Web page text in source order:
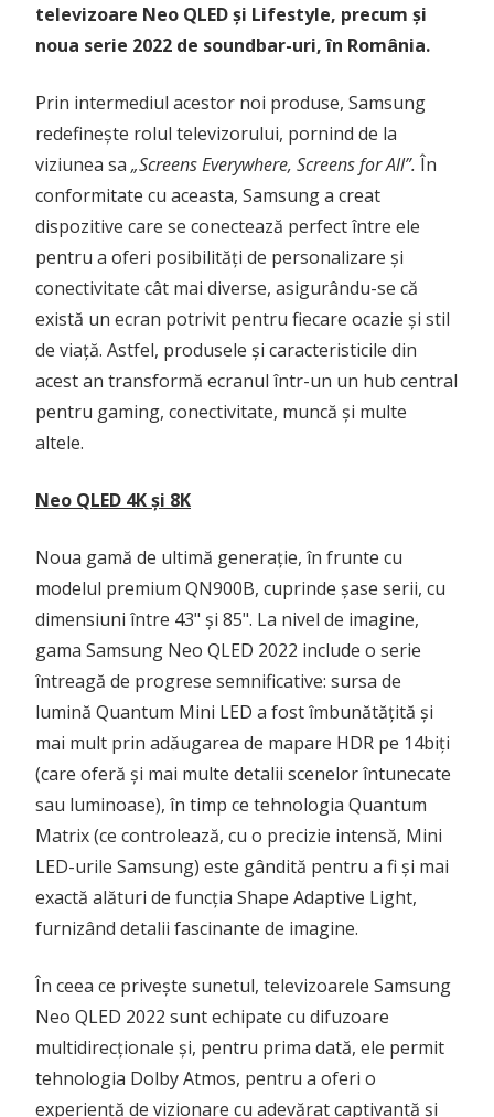
televizoare Neo QLED și Lifestyle, precum și
noua serie 2022 de soundbar-uri, în România.
Prin intermediul acestor noi produse, Samsung
redefinește rolul televizorului, pornind de la
viziunea sa „Screens Everywhere, Screens for All”. În
conformitate cu aceasta, Samsung a creat
dispozitive care se conectează perfect între ele
pentru a oferi posibilități de personalizare și
conectivitate cât mai diverse, asigurându-se că
există un ecran potrivit pentru fiecare ocazie și stil
de viață. Astfel, produsele și caracteristicile din
acest an transformă ecranul într-un un hub central
pentru gaming, conectivitate, muncă și multe
altele.
Neo QLED 4K și 8K
Noua gamă de ultimă generație, în frunte cu
modelul premium QN900B, cuprinde șase serii, cu
dimensiuni între 43" și 85". La nivel de imagine,
gama Samsung Neo QLED 2022 include o serie
întreagă de progrese semnificative: sursa de
lumină Quantum Mini LED a fost îmbunătățită și
mai mult prin adăugarea de mapare HDR pe 14biți
(care oferă și mai multe detalii scenelor întunecate
sau luminoase), în timp ce tehnologia Quantum
Matrix (ce controlează, cu o precizie intensă, Mini
LED-urile Samsung) este gândită pentru a fi și mai
exactă alături de funcția Shape Adaptive Light,
furnizând detalii fascinante de imagine.
În ceea ce privește sunetul, televizoarele Samsung
Neo QLED 2022 sunt echipate cu difuzoare
multidirecționale și, pentru prima dată, ele permit
tehnologia Dolby Atmos, pentru a oferi o
experiență de vizionare cu adevărat captivantă și